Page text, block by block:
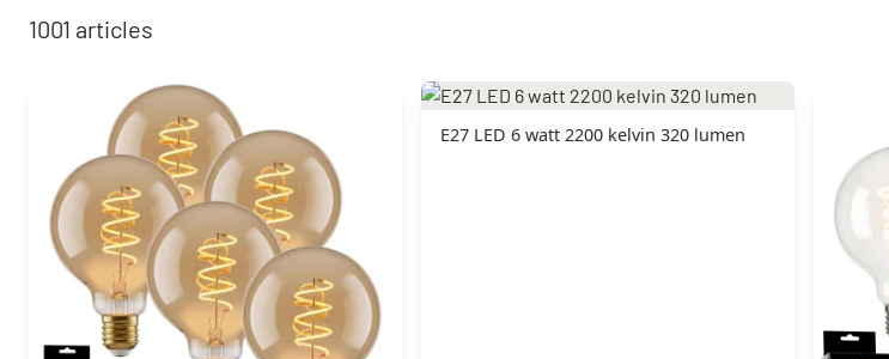
1001 articles
E27 LED 6 watt 2200 kelvin 320 lumen